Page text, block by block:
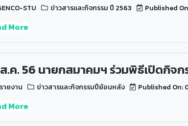
STU ข่าวสารและกิจกรรม ปี 2563 Published
More
.ค. 56 นายกสมาคมฯ ร่วมพิธีเปิดกิจ
ายงาน ข่าวสารและกิจกรรมปีย้อนหลัง Published On:
More